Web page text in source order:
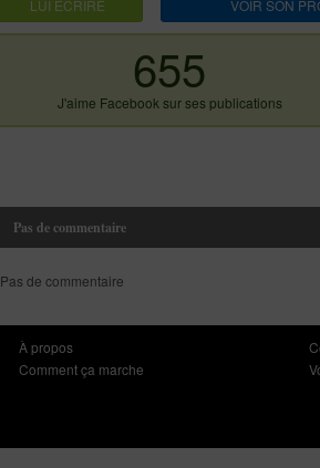
LUI ECRIRE VOIR SON
655
J'aime Facebook sur ses publications
Pas de commentaire
Pas de commentaire
À propos
Comment ça marche